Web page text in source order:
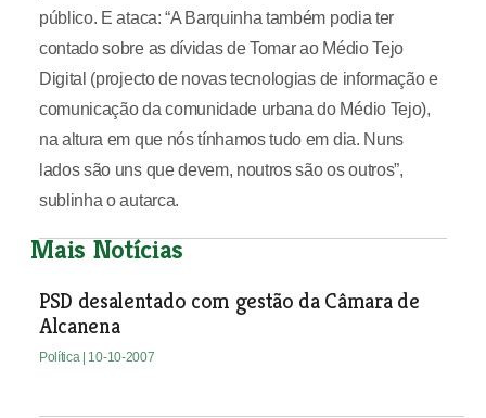
público. E ataca: “A Barquinha também podia ter
contado sobre as dívidas de Tomar ao Médio Tejo
Digital (projecto de novas tecnologias de informação e
comunicação da comunidade urbana do Médio Tejo),
na altura em que nós tínhamos tudo em dia. Nuns
lados são uns que devem, noutros são os outros”,
sublinha o autarca.
Mais Notícias
PSD desalentado com gestão da Câmara de
Alcanena
Política | 10-10-2007